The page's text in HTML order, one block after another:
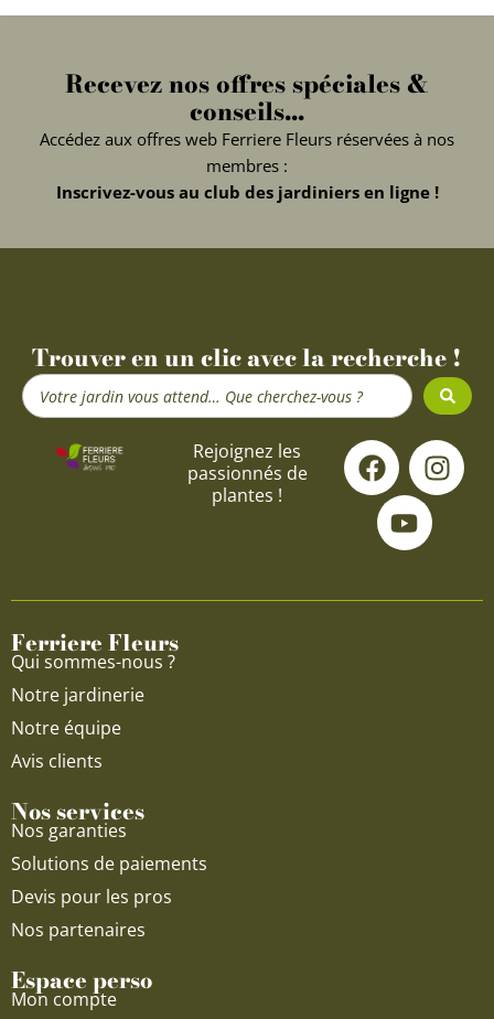
Recevez nos offres spéciales &
conseils...
Accédez aux offres web Ferriere Fleurs réservées à nos
membres :
Inscrivez-vous au club des jardiniers en ligne !
Trouver en un clic avec la recherche !
Search
...
Rejoignez les
passionnés de
plantes !
F
a
c
e
o
I
n
s
g
Y
o
u
t
u
b
Ferriere Fleurs
Qui sommes-nous ?
Notre jardinerie
Notre équipe
Avis clients
Nos services
Nos garanties
Solutions de paiements
Devis pour les pros
Nos partenaires
Espace perso
Mon compte